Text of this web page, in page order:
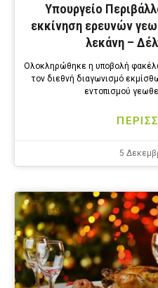
Υπουργείο
εκκίνηση ερευνών
λεκάνη –
Ολοκληρώθηκε η υποβολή
τον διεθνή διαγωνισμό
εντοπισμού
5